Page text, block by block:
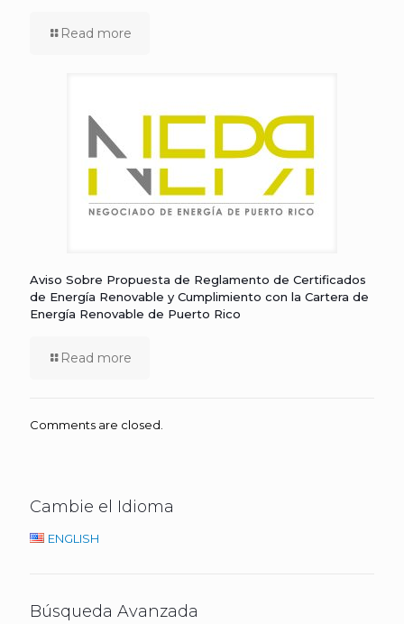
Read more
Aviso Sobre Propuesta de Reglamento de Certificados
de Energía Renovable y Cumplimiento con la Cartera de
Energía Renovable de Puerto Rico
Read more
Comments are closed.
Cambie el Idioma
ENGLISH
Búsqueda Avanzada